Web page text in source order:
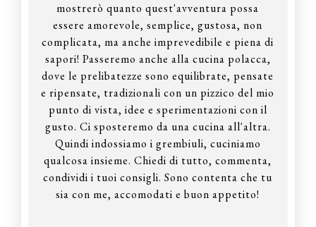
mostrerò quanto quest'avventura possa
essere amorevole, semplice, gustosa, non
complicata, ma anche imprevedibile e piena di
sapori! Passeremo anche alla cucina polacca,
dove le prelibatezze sono equilibrate, pensate
e ripensate, tradizionali con un pizzico del mio
punto di vista, idee e sperimentazioni con il
gusto. Ci sposteremo da una cucina all'altra.
Quindi indossiamo i grembiuli, cuciniamo
qualcosa insieme. Chiedi di tutto, commenta,
condividi i tuoi consigli. Sono contenta che tu
sia con me, accomodati e buon appetito!